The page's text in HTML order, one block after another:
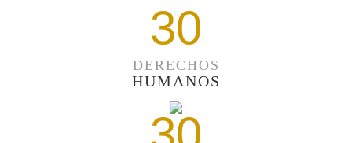
30
DERECHOS
HUMANOS